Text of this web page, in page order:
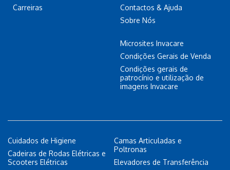
Carreiras
Contactos & Ajuda
Sobre Nós
Microsites Invacare
Condições Gerais de Venda
Condições gerais de
patrocínio e utilização de
imagens Invacare
Cuidados de Higiene
Cadeiras de Rodas Elétricas e
Scooters Elétricas
Camas Articuladas e
Poltronas
Elevadores de Transferência